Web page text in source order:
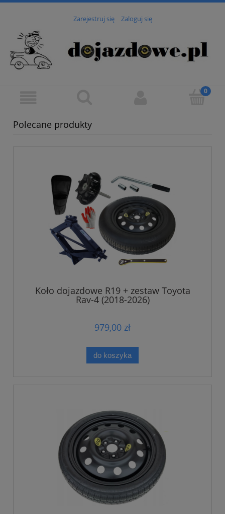
Zarejestruj się Zaloguj się
Polecane produkty
Koło dojazdowe R19 + zestaw Toyota
Rav-4 (2018-2026)
979,00 zł
do koszyka